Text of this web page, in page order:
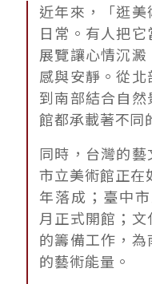
近年來，「逛
日常。有人把
展覽讓心情沉
感與安靜。從北
到南部結合自
館都承載著不同
同時，台灣的
市立美術館正在
年落成；臺中
月正式開館；
的籌備工作，
的藝術能量。